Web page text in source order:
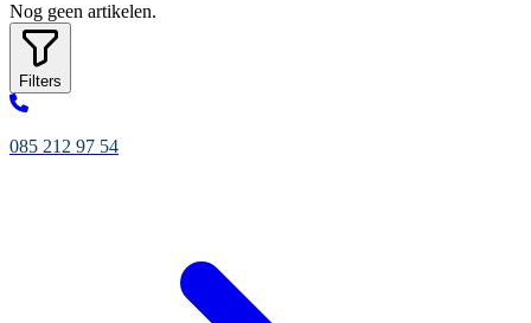
Nog geen artikelen.
Filters
085 212 97 54